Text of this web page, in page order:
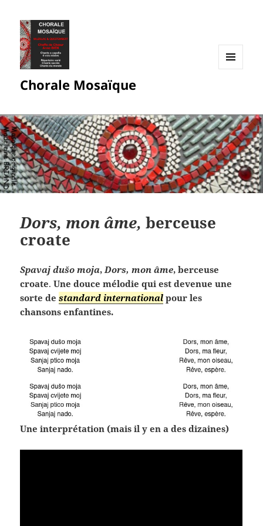
Chorale Mosaïque
Dors, mon âme, berceuse
croate
Spavaj dušo moja,Dors, mon âme, berceuse
croate.Une douce mélodie qui est devenue une
sorte destandard international pour les
chansons enfantines.
Une interprétation (mais il y en a des dizaines)